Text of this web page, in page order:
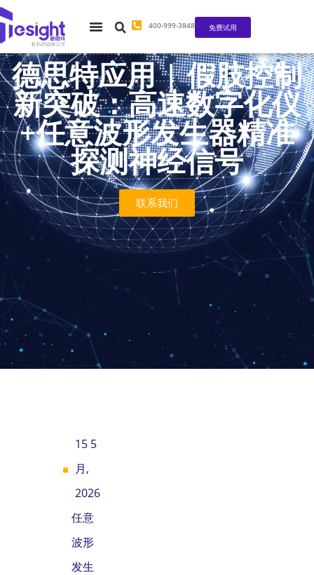
400-999-3848 免费试用
德思特应用 | 假肢控制
新突破：高速数字化仪
+任意波形发生器精准
探测神经信号
联系我们
15 5
月,
2026
任意
波形
发生